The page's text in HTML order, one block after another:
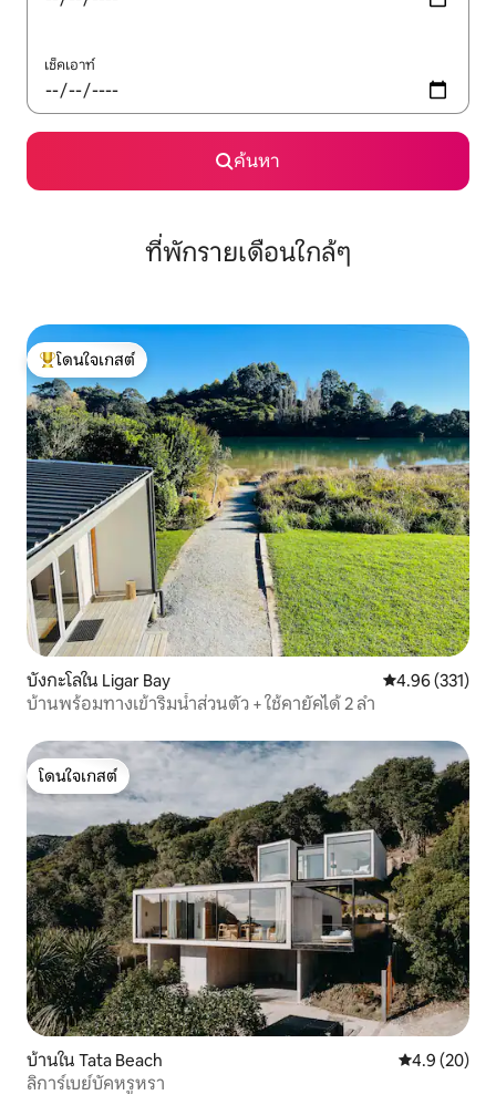
เช็คเอาท์
ค้นหา
ที่พักรายเดือนใกล้ๆ
โดนใจเกสต์ที่สุด
โดนใจเกสต์
บังกะโลใน Ligar Bay คะแนนเฉลี่ย
4.96 (331)
บ้านพร้อมทางเข้าริมน้ำส่วนตัว + ใช้คายัคได้ 2 ลำ
โดนใจเกสต์
โดนใจเกสต์
บ้านใน Tata Beach คะแนนเฉลี่ย
4.9 (20)
ลิการ์เบย์บัคหรูหรา